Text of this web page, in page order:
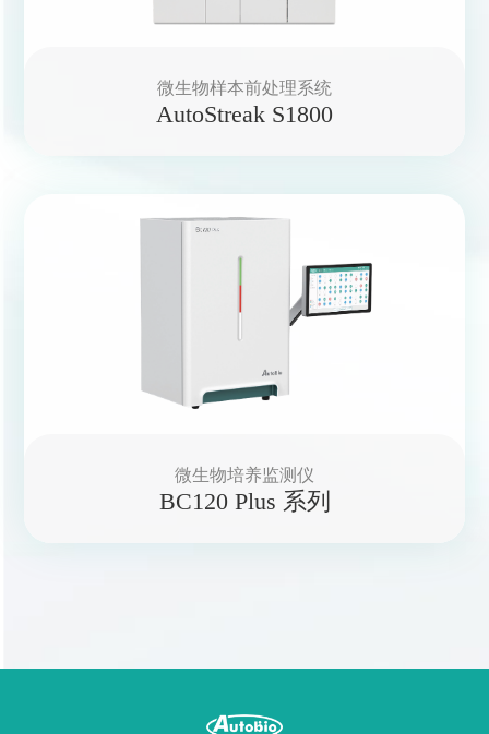
微生物样本前处理系统
AutoStreak S1800
微生物培养监测仪
BC120 Plus 系列